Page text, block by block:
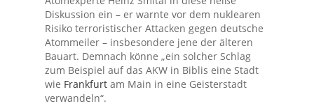
Diskussion ein – er warnte vor dem nuklearen
Risiko terroristischer Attacken gegen deutsche
Atommeiler – insbesondere jene der älteren
Bauart. Demnach könne „ein solcher Schlag
zum Beispiel auf das AKW in Biblis eine Stadt
wie Frankfurt am Main in eine Geisterstadt
verwandeln“.